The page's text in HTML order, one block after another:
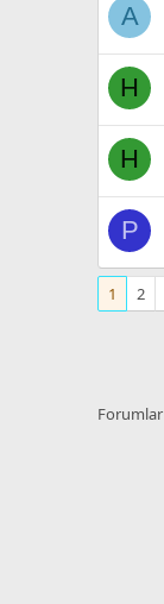
A
H
H
P
1 2
Forumlar